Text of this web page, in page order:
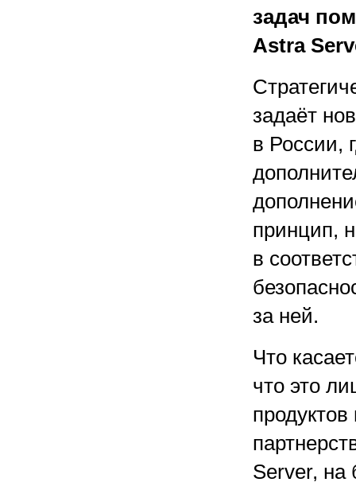
задач
Astra
задаёт
в России,
принцип,
в
за ней.
Что
что это
продуктов
Server, на